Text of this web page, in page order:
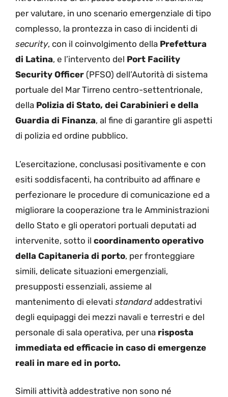
per valutare, in uno scenario emergenziale di tipo
complesso, la prontezza in caso di incidenti di
security, con il coinvolgimento della Prefettura
di Latina, e l’intervento del Port Facility
Security Officer (PFSO) dell’Autorità di sistema
portuale del Mar Tirreno centro-settentrionale,
della Polizia di Stato, dei Carabinieri e della
Guardia di Finanza, al fine di garantire gli aspetti
di polizia ed ordine pubblico.
L’esercitazione, conclusasi positivamente e con
esiti soddisfacenti, ha contribuito ad affinare e
perfezionare le procedure di comunicazione ed a
migliorare la cooperazione tra le Amministrazioni
dello Stato e gli operatori portuali deputati ad
intervenite, sotto il coordinamento operativo
della Capitaneria di porto, per fronteggiare
simili, delicate situazioni emergenziali,
presupposti essenziali, assieme al
mantenimento di elevati standardaddestrativi
degli equipaggi dei mezzi navali e terrestri e del
personale di sala operativa, per una risposta
immediata ed efficacie in caso di emergenze
reali in mare ed in porto.
Simili attività addestrative non sono né